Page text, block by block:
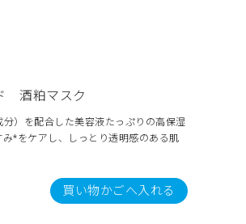
酒粕マスク
）を配合した美容液たっぷりの高保湿
み*をケアし、しっとり透明感のある肌
買い物かごへ入れる